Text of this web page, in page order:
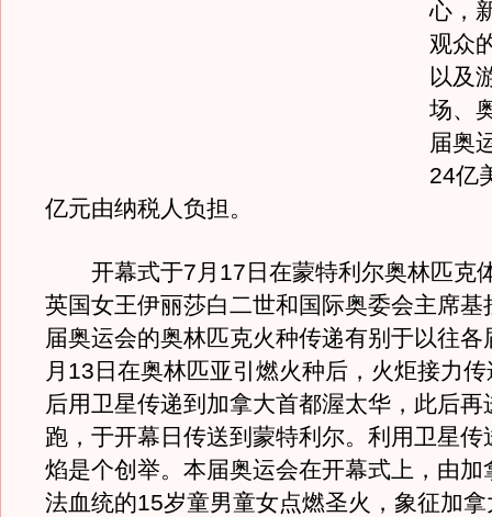
心，
观众
以及
场、
届奥
24亿
亿元由纳税人负担。
开幕式于7月17日在蒙特利尔奥林匹克
英国女王伊丽莎白二世和国际奥委会主席基
届奥运会的奥林匹克火种传递有别于以往各
月13日在奥林匹亚引燃火种后，火炬接力
后用卫星传递到加拿大首都渥太华，此后再
跑，于开幕日传送到蒙特利尔。利用卫星传
焰是个创举。本届奥运会在开幕式上，由加
法血统的15岁童男童女点燃圣火，象征加